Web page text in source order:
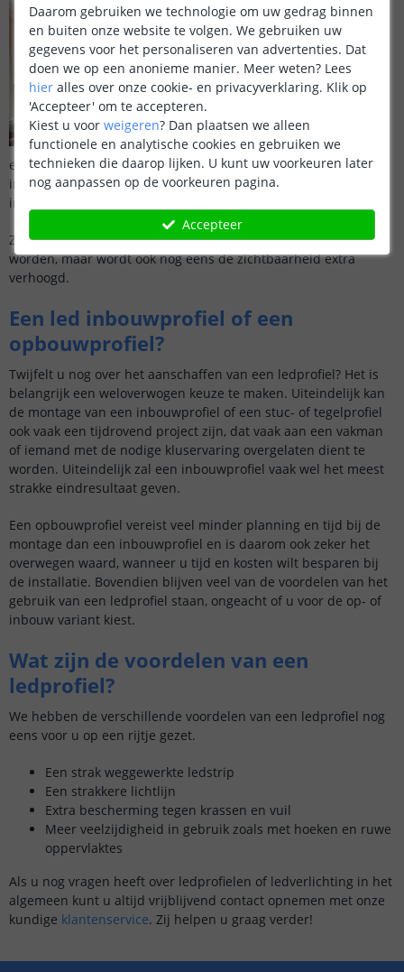
Een veelgebruikte
plek om een
ledprofiel te
plaatsen is in een
meubel of een
bijvoorbeeld aan
een profiel onder
een keukenkastje om het zicht op het aanrecht te verhogen of
in een open kast. Gebruik hiervoor een opbouwprofiel of een
inbouwprofiel dat in het houtwerk gefreesd kan worden.
Zo kan een kast niet alleen een warme uitstraling gegeven
worden, maar wordt ook nog eens de zichtbaarheid extra
verhoogd.
Een led inbouwprofiel of een
opbouwprofiel?
Twijfelt u nog over het aanschaffen van een ledprofiel? Het is
belangrijk een weloverwogen keuze te maken. Uiteindelijk kan
de montage van een inbouwprofiel of een stuc- of tegelprofiel
ook vaak een tijdrovend project zijn, dat vaak aan een vakman
of iemand met de nodige kluservaring overgelaten dient te
worden. Uiteindelijk zal een inbouwprofiel vaak wel het meest
strakke eindresultaat geven.
Een opbouwprofiel vereist veel minder planning en tijd bij de
montage dan een inbouwprofiel en is daarom ook zeker het
overwegen waard, wanneer u tijd en kosten wilt besparen bij
de installatie. Bovendien blijven veel van de voordelen van het
gebruik van een ledprofiel staan, ongeacht of u voor de op- of
inbouw variant kiest.
Wat zijn de voordelen van een
ledprofiel?
We hebben de verschillende voordelen van een ledprofiel nog
eens voor u op een rijtje gezet.
Een strak weggewerkte ledstrip
Een strakkere lichtlijn
Extra bescherming tegen krassen en vuil
Meer veelzijdigheid in gebruik zoals met hoeken en ruwe
oppervlaktes
Als u nog vragen heeft over ledprofielen of ledverlichting in het
algemeen kunt u altijd vrijblijvend contact opnemen met onze
kundige klantenservice. Zij helpen u graag verder!
Daarom gebruiken we technologie om uw gedrag binnen
en buiten onze website te volgen. We gebruiken uw
gegevens voor het personaliseren van advertenties. Dat
doen we op een anonieme manier. Meer weten? Lees
hier alles over onze cookie- en privacyverklaring. Klik op
'Accepteer' om te accepteren.
Kiest u voor weigeren? Dan plaatsen we alleen
functionele en analytische cookies en gebruiken we
technieken die daarop lijken. U kunt uw voorkeuren later
nog aanpassen op de voorkeuren pagina.
Accepteer